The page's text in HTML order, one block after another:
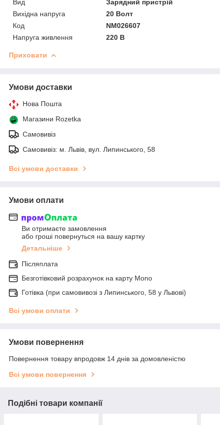
Вид
Зарядний пристрій
Вихідна напруга
20 Волт
Код
NM026607
Напруга живлення
220 В
Приховати
Умови доставки
Нова Пошта
Магазини Rozetka
Самовивіз
Самовивіз: м. Львів, вул. Липинського, 58
Всі умови доставки
Умови оплати
Ви отримаєте замовлення
або гроші повернуться на вашу картку
Детальніше
Післяплата
Безготівковий розрахунок на карту Mono
Готівка (при самовивозі з Липинського, 58 у Львові)
Всі умови оплати
Умови повернення
Повернення товару впродовж 14 днів за домовленістю
Всі умови повернення
Подібні товари компанії